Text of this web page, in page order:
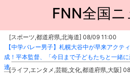
FNN全国ニ
[スポーツ,都道府県,北海道] 08/09 11:00
【中学バレー男子】札幌大谷中が早来アクテ
成！平本監督、「今日まで子どもたちと一緒
連[ライフ,エンタメ,芸能,文化,都道府県,大阪]